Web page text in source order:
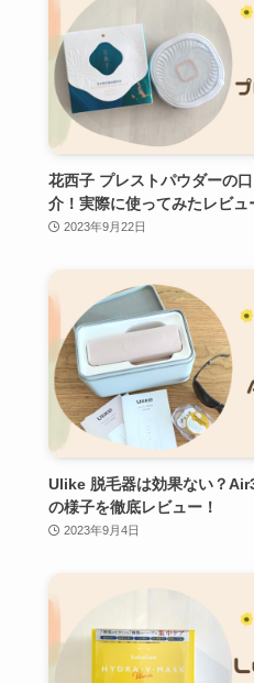
花西子 プレストパウダーの
介！実際に使ってみたレビュ
2023年9月22日
Ulike 脱毛器は効果ない？
の様子を徹底レビュー！
2023年9月4日